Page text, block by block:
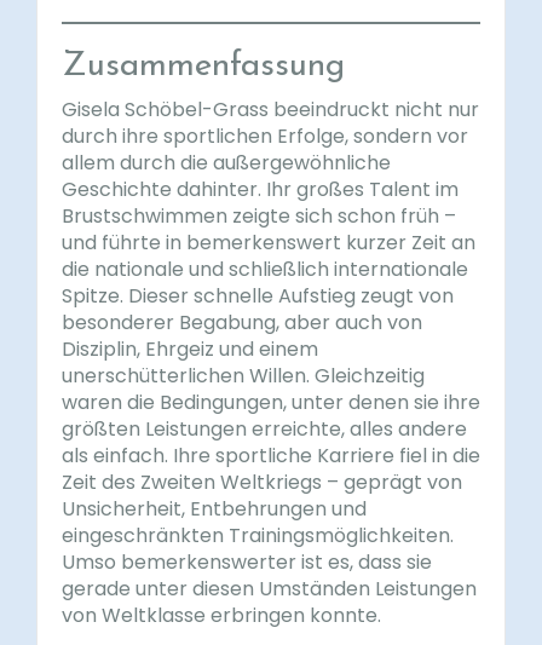
Zusammenfassung
Gisela Schöbel-Grass beeindruckt nicht nur
durch ihre sportlichen Erfolge, sondern vor
allem durch die außergewöhnliche
Geschichte dahinter. Ihr großes Talent im
Brustschwimmen zeigte sich schon früh –
und führte in bemerkenswert kurzer Zeit an
die nationale und schließlich internationale
Spitze. Dieser schnelle Aufstieg zeugt von
besonderer Begabung, aber auch von
Disziplin, Ehrgeiz und einem
unerschütterlichen Willen. Gleichzeitig
waren die Bedingungen, unter denen sie ihre
größten Leistungen erreichte, alles andere
als einfach. Ihre sportliche Karriere fiel in die
Zeit des Zweiten Weltkriegs – geprägt von
Unsicherheit, Entbehrungen und
eingeschränkten Trainingsmöglichkeiten.
Umso bemerkenswerter ist es, dass sie
gerade unter diesen Umständen Leistungen
von Weltklasse erbringen konnte.